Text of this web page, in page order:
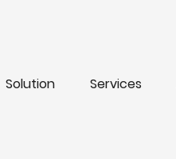
Solution Services